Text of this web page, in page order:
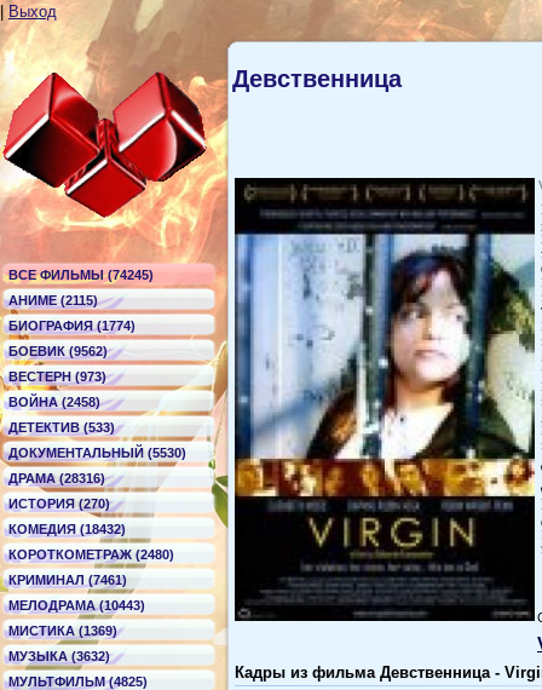
Выход
ВСЕ ФИЛЬМЫ (74245)
АНИМЕ (2115)
БИОГРАФИЯ (1774)
БОЕВИК (9562)
ВЕСТЕРН (973)
ВОЙНА (2458)
ДЕТЕКТИВ (533)
ДОКУМЕНТАЛЬНЫЙ (5530)
ДРАМА (28316)
ИСТОРИЯ (270)
КОМЕДИЯ (18432)
КОРОТКОМЕТРАЖ (2480)
КРИМИНАЛ (7461)
МЕЛОДРАМА (10443)
МИСТИКА (1369)
МУЗЫКА (3632)
МУЛЬТФИЛЬМ (4825)
Девственница
Кадры из фильма Девственница -